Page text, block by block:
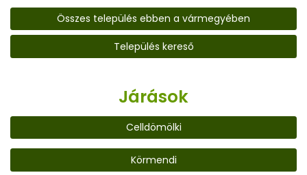
Összes település ebben a vármegyében
Település kereső
Járások
Celldömölki
Körmendi